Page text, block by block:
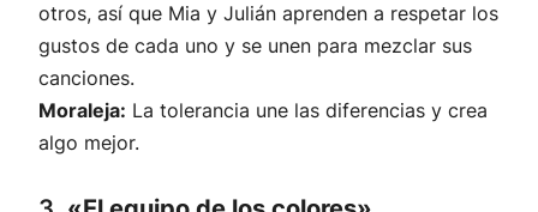
otros, así que Mia y Julián aprenden a respetar los
gustos de cada uno y se unen para mezclar sus
canciones.
Moraleja: La tolerancia une las diferencias y crea
algo mejor.